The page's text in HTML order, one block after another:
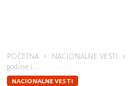
POČETNA NACIONALNE VESTI
godine i...
NACIONALNE VESTI